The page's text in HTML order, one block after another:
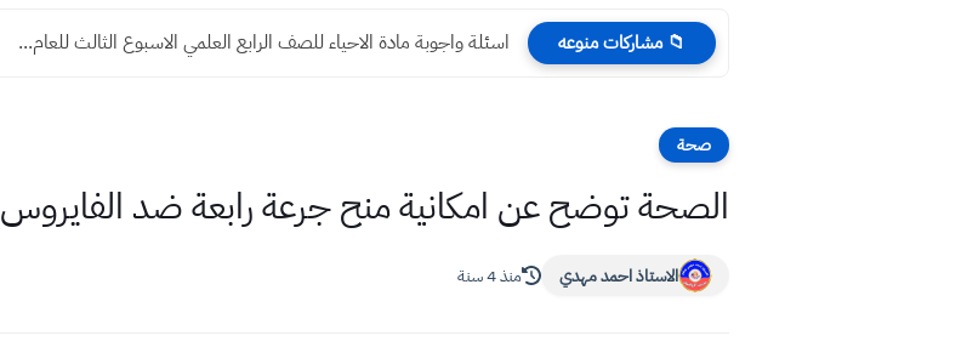
📁 مشاركات منوعه اسئلة واجوبة مادة الاحياء للصف الرابع العلمي الاسبوع الثالث للعام...
صحة
الصحة توضح عن امكانية منح جرعة رابعة ضد الفايروس 2022
الاستاذ احمد مهدي منذ 4 سنة